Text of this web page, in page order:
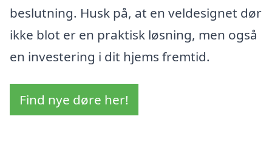
beslutning. Husk på, at en veldesignet dør
ikke blot er en praktisk løsning, men også
en investering i dit hjems fremtid.
Find nye døre her!